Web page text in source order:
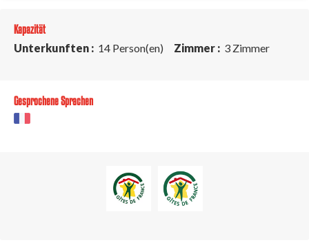
Kapazität
Unterkunften : 14 Person(en) Zimmer : 3 Zimmer
Gesprochene Sprachen